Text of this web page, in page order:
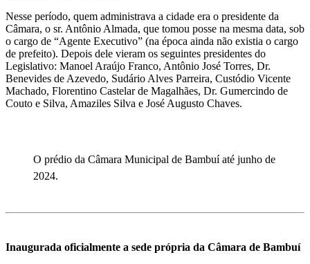
Nesse período, quem administrava a cidade era o presidente da
Câmara, o sr. Antônio Almada, que tomou posse na mesma data, sob
o cargo de “Agente Executivo” (na época ainda não existia o cargo
de prefeito). Depois dele vieram os seguintes presidentes do
Legislativo: Manoel Araújo Franco, Antônio José Torres, Dr.
Benevides de Azevedo, Sudário Alves Parreira, Custódio Vicente
Machado, Florentino Castelar de Magalhães, Dr. Gumercindo de
Couto e Silva, Amaziles Silva e José Augusto Chaves.
O prédio da Câmara Municipal de Bambuí até junho de
2024.
Inaugurada oficialmente a sede própria da Câmara de Bambuí